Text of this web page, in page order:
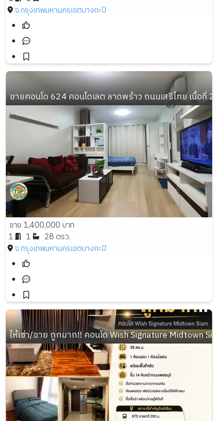
จ.กรุงเทพมหานครเขตบางกะปิ
ขายคอนโด 624 คอนโดเลต ลาดพร้าว ถนนเสรีไทย เนื้อที่
ขาย 1,400,000 บาท
1
1
28 ตรว.
จ.กรุงเทพมหานครเขตบางกะปิ
ให้เช่า/ขาย ถูกมาก!! คอนโด Wish Signature Midtown